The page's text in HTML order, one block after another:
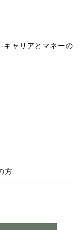
キャリアとマネーの
方